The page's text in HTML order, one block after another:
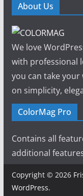
About Us
We love
with professional
you can take your
on simplicity,
ColorMag Pro
Contains all
additional
Copyright © 2026
WordPress.